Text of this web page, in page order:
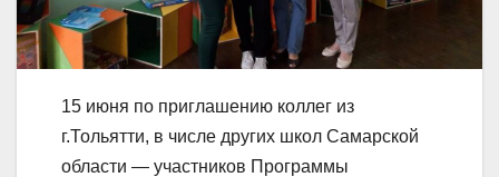
15 июня по приглашению коллег из
г.Тольятти, в числе других школ Самарской
области — участников Программы